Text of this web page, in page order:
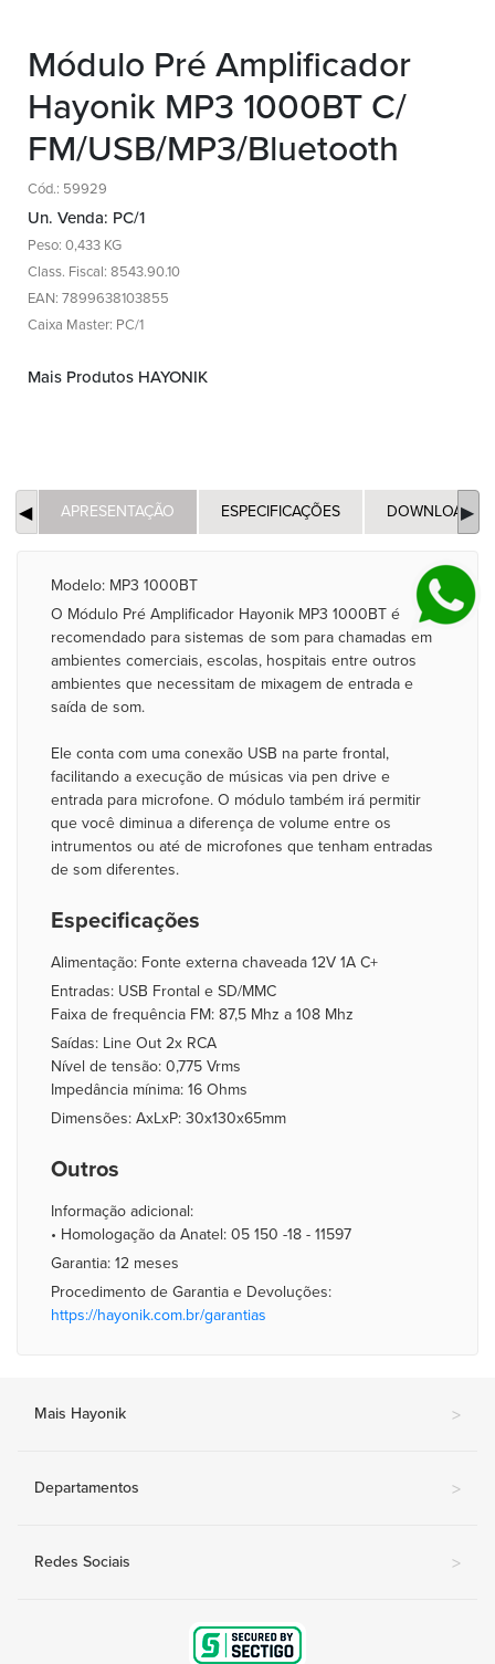
Módulo Pré Amplificador
Hayonik MP3 1000BT C/
FM/USB/MP3/Bluetooth
Cód.: 59929
Un. Venda: PC/1
Peso: 0,433 KG
Class. Fiscal: 8543.90.10
EAN: 7899638103855
Caixa Master: PC/1
Mais Produtos HAYONIK
APRESENTAÇÃO ESPECIFICAÇÕES DOWNLOADS
Modelo: MP3 1000BT
O Módulo Pré Amplificador Hayonik MP3 1000BT é
recomendado para sistemas de som para chamadas em
ambientes comerciais, escolas, hospitais entre outros
ambientes que necessitam de mixagem de entrada e
saída de som.
Ele conta com uma conexão USB na parte frontal,
facilitando a execução de músicas via pen drive e
entrada para microfone. O módulo também irá permitir
que você diminua a diferença de volume entre os
intrumentos ou até de microfones que tenham entradas
de som diferentes.
Especificações
Alimentação: Fonte externa chaveada 12V 1A C+
Entradas: USB Frontal e SD/MMC
Faixa de frequência FM: 87,5 Mhz a 108 Mhz
Saídas: Line Out 2x RCA
Nível de tensão: 0,775 Vrms
Impedância mínima: 16 Ohms
Dimensões: AxLxP: 30x130x65mm
Outros
Informação adicional:
• Homologação da Anatel: 05 150 -18 - 11597
Garantia: 12 meses
Procedimento de Garantia e Devoluções:
https://hayonik.com.br/garantias
Mais Hayonik >
Departamentos >
Redes Sociais >